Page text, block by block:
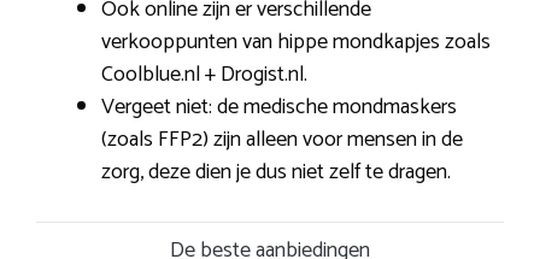
Ook online zijn er verschillende
verkooppunten van hippe mondkapjes zoals
Coolblue.nl + Drogist.nl.
Vergeet niet: de medische mondmaskers
(zoals FFP2) zijn alleen voor mensen in de
zorg, deze dien je dus niet zelf te dragen.
De beste aanbiedingen